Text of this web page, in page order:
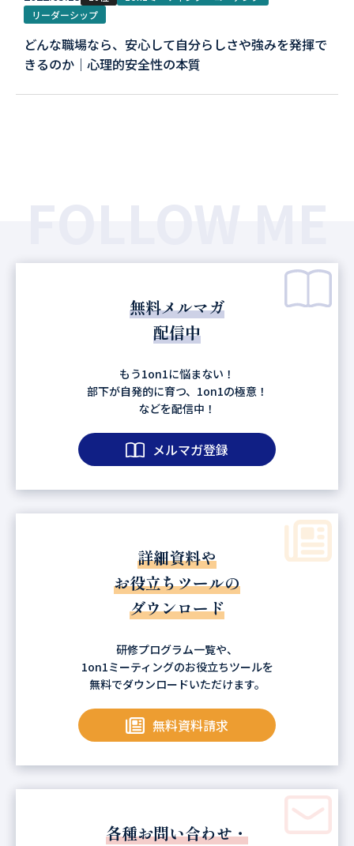
リーダーシップ
どんな職場なら、安心して自分らしさや強みを発揮で
きるのか｜心理的安全性の本質
無料メルマガ
配信中
もう1on1に悩まない！
部下が自発的に育つ、1on1の極意！
などを配信中！
メルマガ登録
詳細資料や
お役立ちツールの
ダウンロード
研修プログラム一覧や、
1on1ミーティングのお役立ちツールを
無料でダウンロードいただけます。
無料資料請求
各種お問い合わせ・